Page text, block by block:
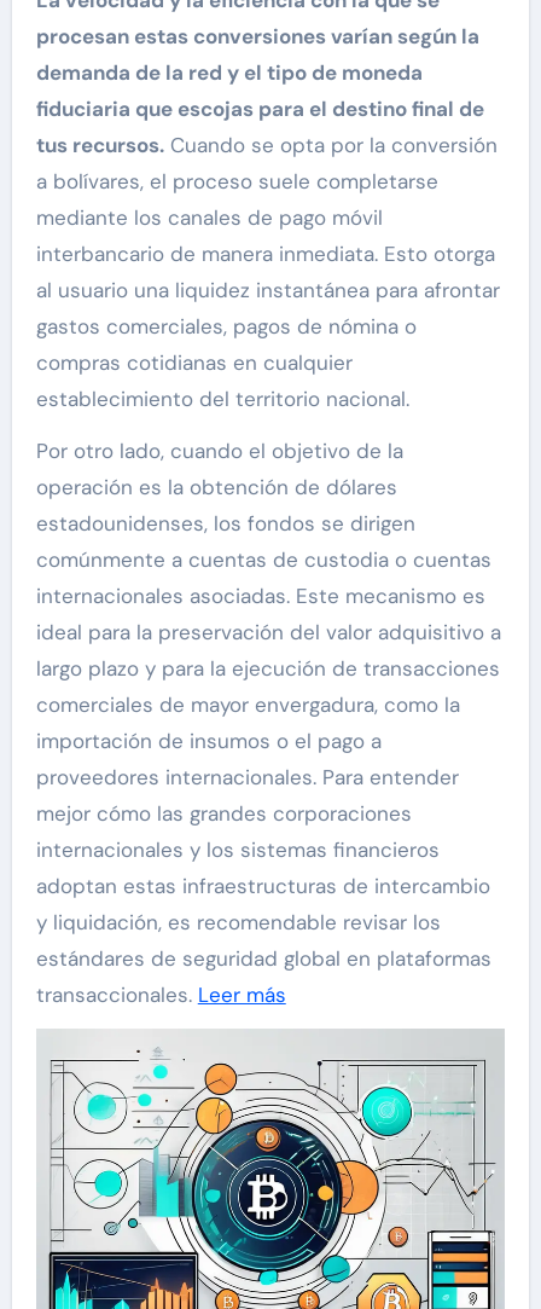
procesan estas conversiones varían según la
demanda de la red y el tipo de moneda
fiduciaria que escojas para el destino final de
tus recursos.Cuando se opta por la conversión
a bolívares, el proceso suele completarse
mediante los canales de pago móvil
interbancario de manera inmediata. Esto otorga
al usuario una liquidez instantánea para afrontar
gastos comerciales, pagos de nómina o
compras cotidianas en cualquier
establecimiento del territorio nacional.
Por otro lado, cuando el objetivo de la
operación es la obtención de dólares
estadounidenses, los fondos se dirigen
comúnmente a cuentas de custodia o cuentas
internacionales asociadas. Este mecanismo es
ideal para la preservación del valor adquisitivo a
largo plazo y para la ejecución de transacciones
comerciales de mayor envergadura, como la
importación de insumos o el pago a
proveedores internacionales. Para entender
mejor cómo las grandes corporaciones
internacionales y los sistemas financieros
adoptan estas infraestructuras de intercambio
y liquidación, es recomendable revisar los
estándares de seguridad global en plataformas
transaccionales. Leer más